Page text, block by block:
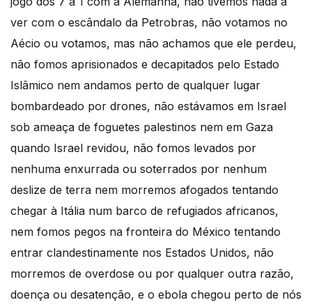
ver com o escândalo da Petrobras, não votamos no
Aécio ou votamos, mas não achamos que ele perdeu,
não fomos aprisionados e decapitados pelo Estado
Islâmico nem andamos perto de qualquer lugar
bombardeado por drones, não estávamos em Israel
sob ameaça de foguetes palestinos nem em Gaza
quando Israel revidou, não fomos levados por
nenhuma enxurrada ou soterrados por nenhum
deslize de terra nem morremos afogados tentando
chegar à Itália num barco de refugiados africanos,
nem fomos pegos na fronteira do México tentando
entrar clandestinamente nos Estados Unidos, não
morremos de overdose ou por qualquer outra razão,
doença ou desatenção, e o ebola chegou perto de nós